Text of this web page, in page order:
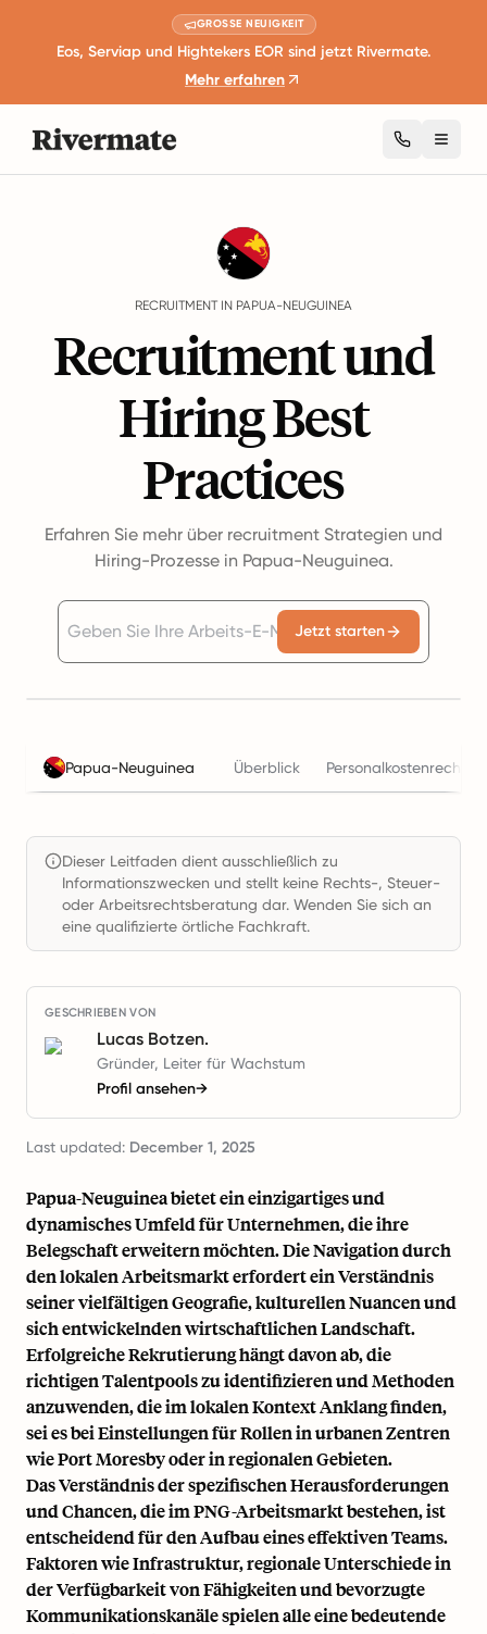
GROSSE NEUIGKEIT
Eos, Serviap und Hightekers EOR sind jetzt Rivermate.
Mehr erfahren
RECRUITMENT IN PAPUA-NEUGUINEA
Recruitment und
Hiring Best
Practices
Erfahren Sie mehr über recruitment Strategien und
Hiring-Prozesse in Papua-Neuguinea.
Jetzt starten
Papua-Neuguinea Überblick Personalkostenrechner
Dieser Leitfaden dient ausschließlich zu
Informationszwecken und stellt keine Rechts-, Steuer-
oder Arbeitsrechtsberatung dar. Wenden Sie sich an
eine qualifizierte örtliche Fachkraft.
GESCHRIEBEN VON
Lucas Botzen.
Gründer, Leiter für Wachstum
Profil ansehen→
Last updated: December 1, 2025
Papua-Neuguinea bietet ein einzigartiges und
dynamisches Umfeld für Unternehmen, die ihre
Belegschaft erweitern möchten. Die Navigation durch
den lokalen Arbeitsmarkt erfordert ein Verständnis
seiner vielfältigen Geografie, kulturellen Nuancen und
sich entwickelnden wirtschaftlichen Landschaft.
Erfolgreiche Rekrutierung hängt davon ab, die
richtigen Talentpools zu identifizieren und Methoden
anzuwenden, die im lokalen Kontext Anklang finden,
sei es bei Einstellungen für Rollen in urbanen Zentren
wie Port Moresby oder in regionalen Gebieten.
Das Verständnis der spezifischen Herausforderungen
und Chancen, die im PNG-Arbeitsmarkt bestehen, ist
entscheidend für den Aufbau eines effektiven Teams.
Faktoren wie Infrastruktur, regionale Unterschiede in
der Verfügbarkeit von Fähigkeiten und bevorzugte
Kommunikationskanäle spielen alle eine bedeutende